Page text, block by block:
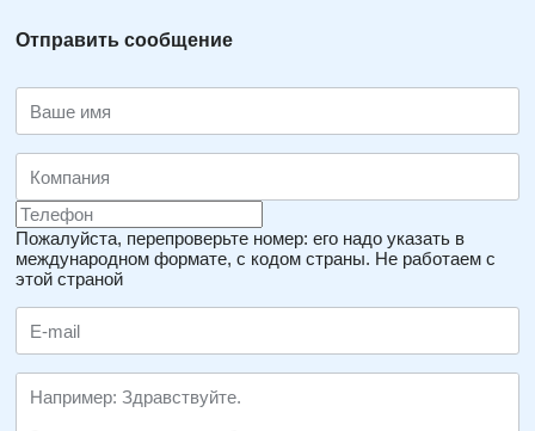
Отправить сообщение
Пожалуйста, перепроверьте номер: его надо указать в
международном формате, с кодом страны. Не работаем с
этой страной